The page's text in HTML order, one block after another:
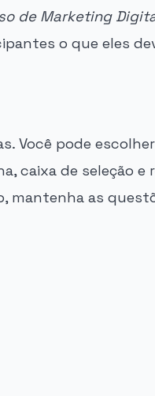
de Marketing
o que eles
Você pode
caixa de seleção e
mantenha as